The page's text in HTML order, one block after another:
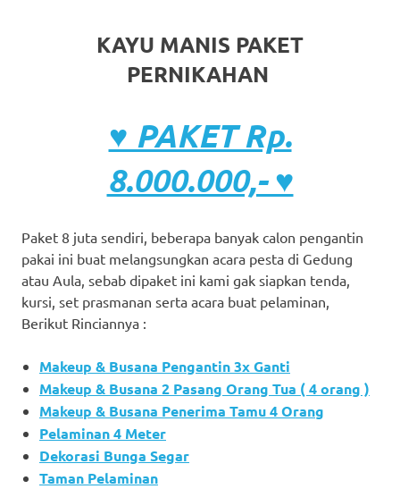
KAYU MANIS PAKET
PERNIKAHAN
♥ PAKET Rp.
8.000.000,- ♥
Paket 8 juta sendiri, beberapa banyak calon pengantin
pakai ini buat melangsungkan acara pesta di Gedung
atau Aula, sebab dipaket ini kami gak siapkan tenda,
kursi, set prasmanan serta acara buat pelaminan,
Berikut Rinciannya :
Makeup & Busana Pengantin 3x Ganti
Makeup & Busana 2 Pasang Orang Tua ( 4 orang )
Makeup & Busana Penerima Tamu 4 Orang
Pelaminan 4 Meter
Dekorasi Bunga Segar
Taman Pelaminan